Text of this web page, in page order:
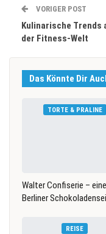
VORIGER POST
Kulinarische Trends
der Fitness-Welt
Das Könnte Dir
TORTE & PRALINE
Walter Confiserie – eine
Berliner
REISE